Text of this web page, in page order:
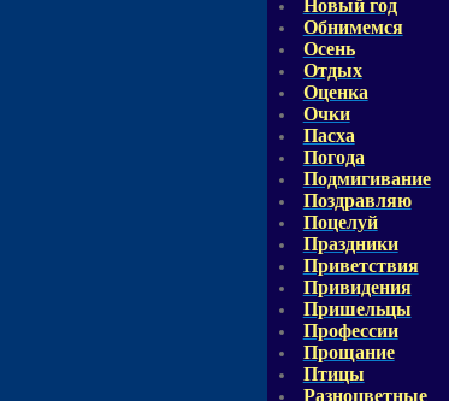
Новый год
Обнимемся
Осень
Отдых
Оценка
Очки
Пасха
Погода
Подмигивание
Поздравляю
Поцелуй
Праздники
Приветствия
Привидения
Пришельцы
Профессии
Прощание
Птицы
Разноцветные